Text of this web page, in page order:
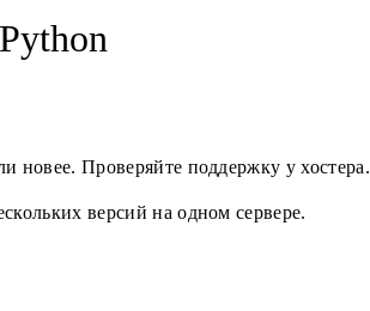
новее. Проверяйте поддержку у хостера.
версий на одном сервере.